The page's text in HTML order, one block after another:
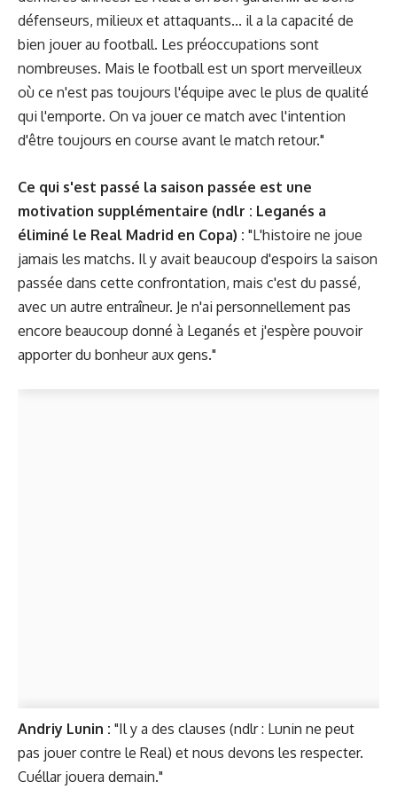
défenseurs, milieux et attaquants... il a la capacité de
bien jouer au football. Les préoccupations sont
nombreuses. Mais le football est un sport merveilleux
où ce n'est pas toujours l'équipe avec le plus de qualité
qui l'emporte. On va jouer ce match avec l'intention
d'être toujours en course avant le match retour."
Ce qui s'est passé la saison passée est une
motivation supplémentaire (ndlr : Leganés a
éliminé le Real Madrid en Copa) : "L'histoire ne joue
jamais les matchs. Il y avait beaucoup d'espoirs la saison
passée dans cette confrontation, mais c'est du passé,
avec un autre entraîneur. Je n'ai personnellement pas
encore beaucoup donné à Leganés et j'espère pouvoir
apporter du bonheur aux gens."
Andriy Lunin : "Il y a des clauses (ndlr : Lunin ne peut
pas jouer contre le Real) et nous devons les respecter.
Cuéllar jouera demain."